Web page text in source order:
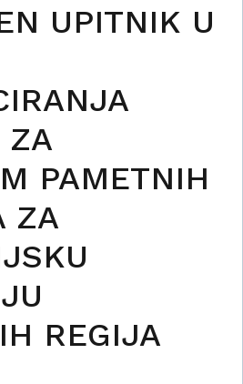
UPITNIK U
ZA
PAMETNIH
ZA
REGIJA